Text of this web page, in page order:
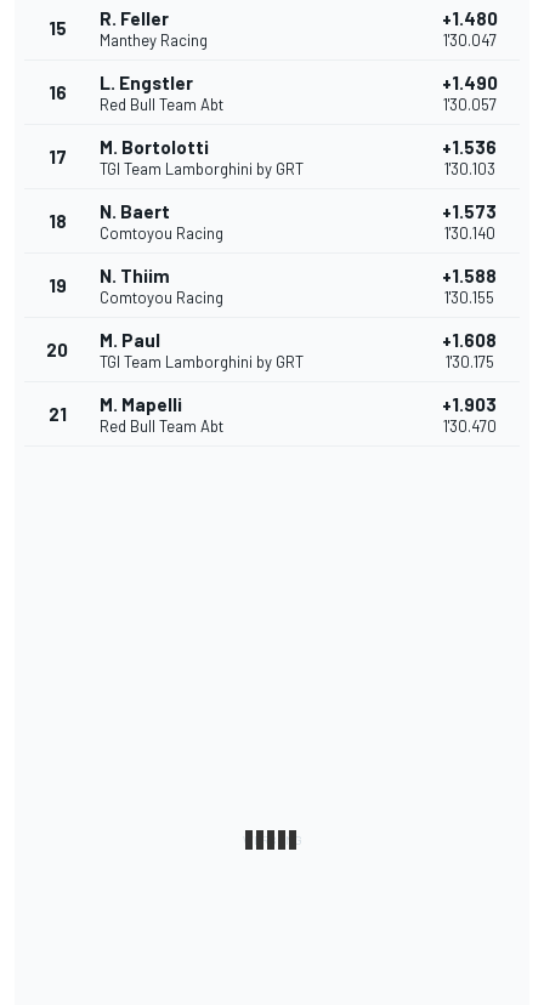
15 R. Feller
Manthey Racing
+1.480
1'30.047
16 L. Engstler
Red Bull Team Abt
+1.490
1'30.057
17 M. Bortolotti
TGI Team Lamborghini by GRT
+1.536
1'30.103
18 N. Baert
Comtoyou Racing
+1.573
1'30.140
19 N. Thiim
Comtoyou Racing
+1.588
1'30.155
20 M. Paul
TGI Team Lamborghini by GRT
+1.608
1'30.175
21 M. Mapelli
Red Bull Team Abt
+1.903
1'30.470